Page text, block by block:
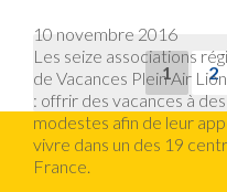
10 novembre 2016
Les seize associations
de Vacances Plein Air
: offrir des vacances à
modestes afin de leur
vivre dans un des 19
France.
1 2